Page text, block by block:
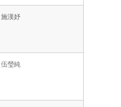
施漢妤
伍瑩純